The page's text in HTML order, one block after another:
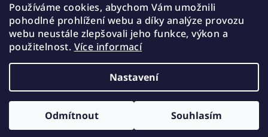
Používáme cookies, abychom Vám umožnili
pohodlné prohlížení webu a díky analýze provozu
webu neustále zlepšovali jeho funkce, výkon a
použitelnost. Více informací
Nastavení
Odmítnout Souhlasím
Copyright 2026Hnízdečka od Barunky. Všechna práva
vyhrazena.Upravit nastavení cookies
Vytvořil Shoptet
ZÍSKEJTE SLEVU 100 Kč